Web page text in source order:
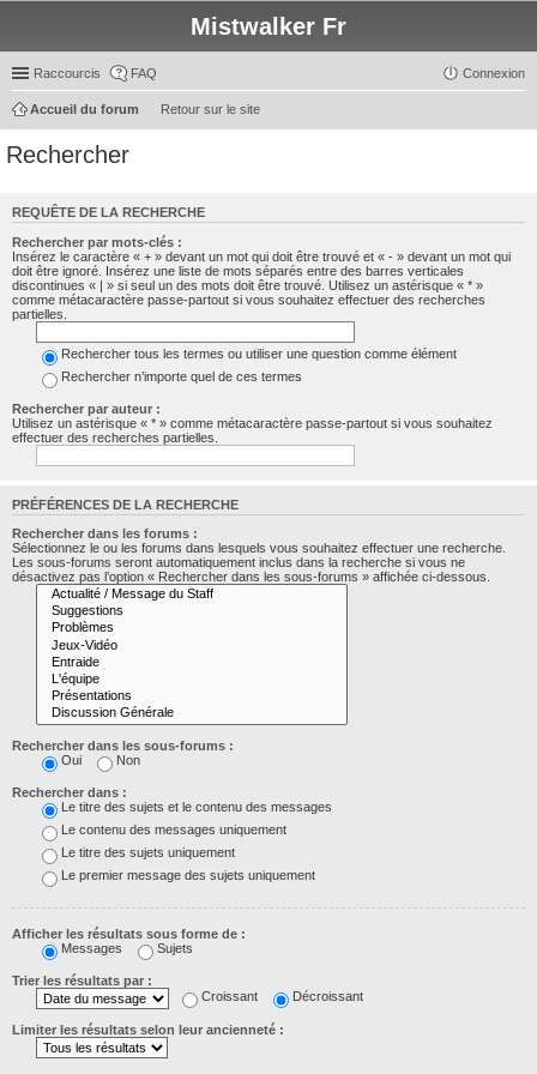
Mistwalker Fr
Raccourcis FAQ Connexion
Retour sur le site
Accueil du forum
Rechercher
REQUÊTE DE LA RECHERCHE
Rechercher par mots-clés :
Insérez le caractère « + » devant un mot qui doit être trouvé et « - » devant un mot qui
doit être ignoré. Insérez une liste de mots séparés entre des barres verticales
discontinues « | » si seul un des mots doit être trouvé. Utilisez un astérisque « * »
comme métacaractère passe-partout si vous souhaitez effectuer des recherches
partielles.
Rechercher tous les termes ou utiliser une question comme élément
Rechercher n’importe quel de ces termes
Rechercher par auteur :
Utilisez un astérisque « * » comme métacaractère passe-partout si vous souhaitez
effectuer des recherches partielles.
PRÉFÉRENCES DE LA RECHERCHE
Rechercher dans les forums :
Sélectionnez le ou les forums dans lesquels vous souhaitez effectuer une recherche.
Les sous-forums seront automatiquement inclus dans la recherche si vous ne
désactivez pas l’option « Rechercher dans les sous-forums » affichée ci-dessous.
Rechercher dans les sous-forums :
Oui
Non
Rechercher dans :
Le titre des sujets et le contenu des messages
Le contenu des messages uniquement
Le titre des sujets uniquement
Le premier message des sujets uniquement
Afficher les résultats sous forme de :
Messages
Sujets
Trier les résultats par :
Croissant
Décroissant
Limiter les résultats selon leur ancienneté :